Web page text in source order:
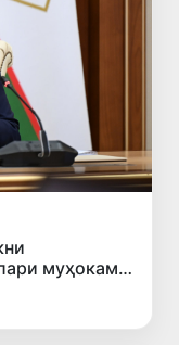
муҳокама